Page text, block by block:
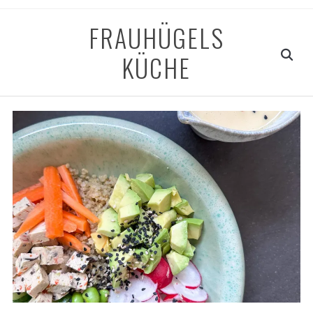
FRAUHÜGELS
KÜCHE